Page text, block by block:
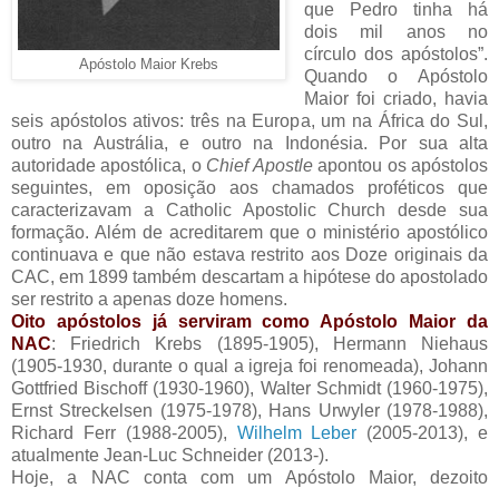
Apóstolo Maior Krebs
que Pedro tinha há
dois mil anos no
círculo dos apóstolos”.
Quando o Apóstolo
Maior foi criado, havia
seis apóstolos ativos: três na Europa, um na África do Sul,
outro na Austrália, e outro na Indonésia. Por sua alta
autoridade apostólica, o Chief Apostleapontou os apóstolos
seguintes, em oposição aos chamados proféticos que
caracterizavam a Catholic Apostolic Church desde sua
formação. Além de acreditarem que o ministério apostólico
continuava e que não estava restrito aos Doze originais da
CAC, em 1899 também descartam a hipótese do apostolado
ser restrito a apenas doze homens.
Oito apóstolos já serviram como Apóstolo Maior da
NAC: Friedrich Krebs (1895-1905), Hermann Niehaus
(1905-1930, durante o qual a igreja foi renomeada), Johann
Gottfried Bischoff (1930-1960), Walter Schmidt (1960-1975),
Ernst Streckelsen (1975-1978), Hans Urwyler (1978-1988),
Richard Ferr (1988-2005), Wilhelm Leber (2005-2013), e
atualmente Jean-Luc Schneider (2013-).
Hoje, a NAC conta com um Apóstolo Maior, dezoito